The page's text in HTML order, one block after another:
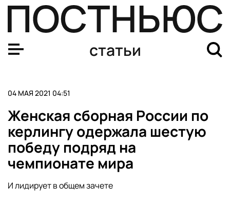
статьи
04 МАЯ 2021 04:51
Женская сборная России по
керлингу одержала шестую
победу подряд на
чемпионате мира
И лидирует в общем зачете
Российские биологи обнаружили золотого моллюска